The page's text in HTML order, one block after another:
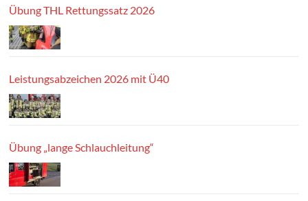
Übung THL Rettungssatz 2026
Leistungsabzeichen 2026 mit Ü40
Übung „lange Schlauchleitung“